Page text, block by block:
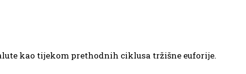
kao tijekom prethodnih ciklusa tržišne euforije.